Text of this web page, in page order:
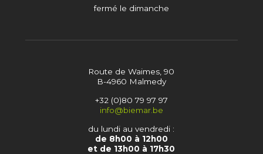
fermé le dimanche
Route de Waimes, 90
B-4960 Malmedy
+32 (0)80 79 97 97
info@biemar.be
du lundi au vendredi :
de 8h00 à 12h00
et de 13h00 à 17h30